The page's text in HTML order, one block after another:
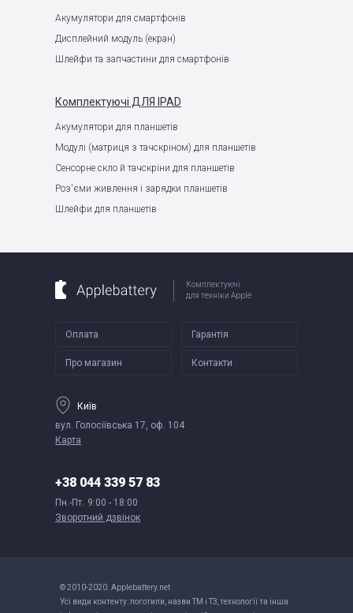
Акумулятори для смартфонів
Дисплейний модуль (екран)
Шлейфи та запчастини для смартфонів
Комплектуючі ДЛЯ IPAD
Акумулятори для планшетів
Модулі (матриця з тачскріном) для планшетів
Сенсорне скло й тачскріни для планшетів
Роз'єми живлення і зарядки планшетів
Шлейфи для планшетів
Комплектуючі
для техніки Apple
Оплата Гарантія
Про магазин Контакти
Київ
вул. Голосіївська 17, оф. 104
Карта
+38 044 339 57 83
Пн.-Пт. 9:00 - 18:00
Зворотний дзвінок
© 2010-2020. Applebattery.net
Усі види контенту: логотипи, назви ТМ і ТЗ, технології та інша